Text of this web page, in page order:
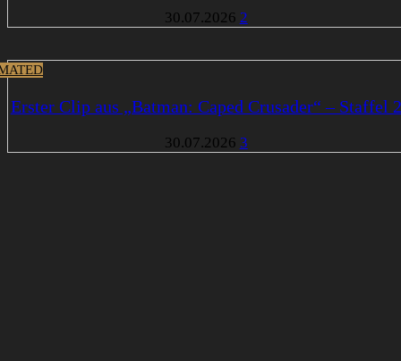
30.07.2026 2
Erster Clip aus „Batman: Caped Crusader“ – Staffel 2
30.07.2026 3